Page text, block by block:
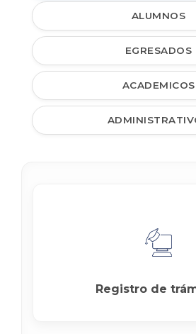
ALUMNOS
EGRESADOS
ACADEMICOS
Registro de